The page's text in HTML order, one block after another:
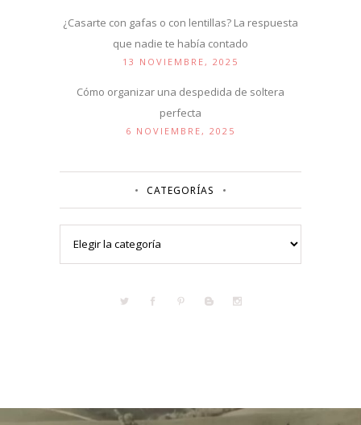
¿Casarte con gafas o con lentillas? La respuesta
que nadie te había contado
13 NOVIEMBRE, 2025
Cómo organizar una despedida de soltera
perfecta
6 NOVIEMBRE, 2025
CATEGORÍAS